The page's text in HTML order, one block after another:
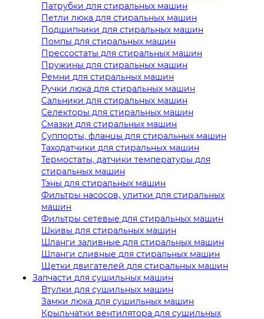
Патрубки для стиральных машин
Петли люка для стиральных машин
Подшипники для стиральных машин
Помпы для стиральных машин
Прессостаты для стиральных машин
Пружины для стиральных машин
Ремни для стиральных машин
Ручки люка для стиральных машин
Сальники для стиральных машин
Селекторы для стиральных машин
Смазки для стиральных машин
Суппорты, фланцы для стиральных машин
Таходатчики для стиральных машин
Термостаты, датчики температуры для
стиральных машин
Тэны для стиральных машин
Фильтры насосов, улитки для стиральных
машин
Фильтры сетевые для стиральных машин
Шкивы для стиральных машин
Шланги заливные для стиральных машин
Шланги сливные для стиральных машин
Щетки двигателей для стиральных машин
Запчасти для сушильных машин
Втулки для сушильных машин
Замки люка для сушильных машин
Крыльчатки вентилятора для сушильных